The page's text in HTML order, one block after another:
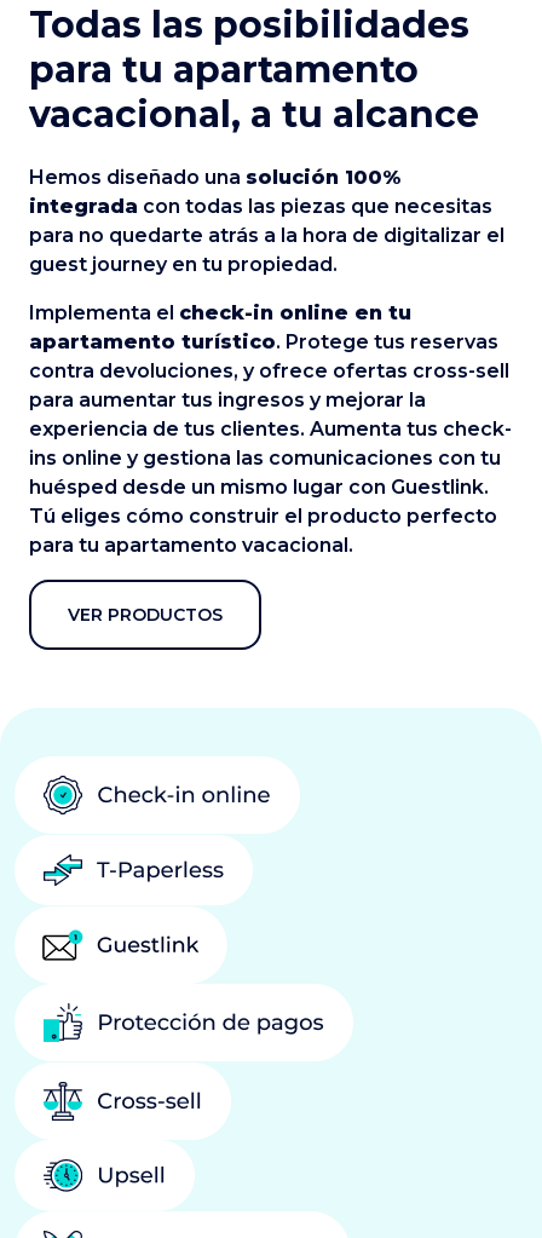
Todas las posibilidades
para tu apartamento
vacacional, a tu alcance
Hemos diseñado una solución 100%
integrada con todas las piezas que necesitas
para no quedarte atrás a la hora de digitalizar el
guest journey en tu propiedad.
Implementa el check-in online en tu
apartamento turístico. Protege tus reservas
contra devoluciones, y ofrece ofertas cross-sell
para aumentar tus ingresos y mejorar la
experiencia de tus clientes. Aumenta tus check-
ins online y gestiona las comunicaciones con tu
huésped desde un mismo lugar con Guestlink.
Tú eliges cómo construir el producto perfecto
para tu apartamento vacacional.
VER PRODUCTOS